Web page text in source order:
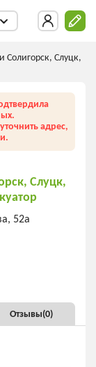
Солигорск, Слуцк,
адрес,
Слуцк,
52а
Отзывы(0)